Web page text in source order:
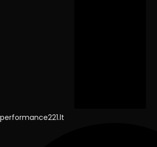
performance221.lt